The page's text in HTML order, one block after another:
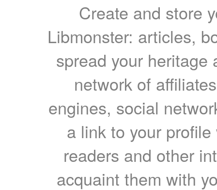
Create and store
Libmonster: articles,
spread your heritage
network of
engines, social
a link to your
readers and other
acquaint them with